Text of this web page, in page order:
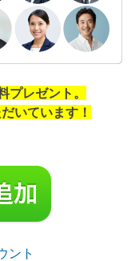
レゼント。
いています！
ント